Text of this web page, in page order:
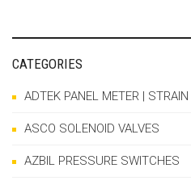
CATEGORIES
ADTEK PANEL METER |
ASCO SOLENOID VALVES
AZBIL PRESSURE SWITCHES